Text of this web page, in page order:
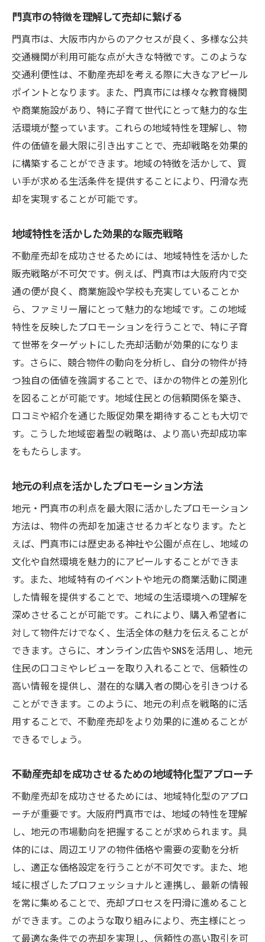
売却前に行うべき価値向上のためのリノベ
適切な価格設定で買い手を引き付ける
写真と動画を活用した効果的なマーケティ
ング
プロの視点から考える価値最大化のテクニ
ック
購入者の心理を考慮した売却戦略
プロフェッショナルが教える効果的な不動産売
却アプローチ
不動産のプロが教える売却成功の秘訣
売却プロセスをスムーズにするためのステ
効果的な交渉術で売却条件を有利にする
プロフェッショナルに相談すべきタイミン
グ
成功する売却のための地域密着型の戦略とは
地域密着型の戦略で差別化を図る
地元密着のメリットを活かした販売活動
地域住民へのアプローチで信頼を得る
地域のイベントを活用したプロモーション
地元情報を活かした買い手ターゲティング
納得の取引を実現するための実践的なヒント
買い手との信頼関係を築くためのコミュニ
ケーション法
交渉を有利に進めるための準備と心構え
契約の重要ポイントを押さえて誤解を防ぐ
トラブルを未然に防ぐためのリスク管理
購入意欲を高めるためのプレゼンテーショ
ン技術
納得の条件を引き出すための柔軟な交渉術
門真市での不動産売却を成功させるステップバ
イステップガイド
売却準備から契約までの各ステップを詳し
く解説
成
各プロセスで注意すべき重要ポイント
売却計画の立案から実行までの流れ
売却の進捗を確認するための効果的な方法
成功事例に学ぶ実践的なステップ
不動産売却で賢く進めるためのプロの視点
プロが教える賢い売却の進め方
不動産の専門家から学ぶ市場の見通し
プロフェッショナルが実践する売却テクニ
門真市の特徴を理解して売却に繋げる
門真市は、大阪市内からのアクセスが良く、多様な公共
交通機関が利用可能な点が大きな特徴です。このような
交通利便性は、不動産売却を考える際に大きなアピール
ポイントとなります。また、門真市には様々な教育機関
や商業施設があり、特に子育て世代にとって魅力的な生
活環境が整っています。これらの地域特性を理解し、物
件の価値を最大限に引き出すことで、売却戦略を効果的
に構築することができます。地域の特徴を活かして、買
い手が求める生活条件を提供することにより、円滑な売
却を実現することが可能です。
地域特性を活かした効果的な販売戦略
不動産売却を成功させるためには、地域特性を活かした
販売戦略が不可欠です。例えば、門真市は大阪府内で交
通の便が良く、商業施設や学校も充実していることか
ら、ファミリー層にとって魅力的な地域です。この地域
特性を反映したプロモーションを行うことで、特に子育
て世帯をターゲットにした売却活動が効果的になりま
す。さらに、競合物件の動向を分析し、自分の物件が持
つ独自の価値を強調することで、ほかの物件との差別化
を図ることが可能です。地域住民との信頼関係を築き、
口コミや紹介を通じた販促効果を期待することも大切で
す。こうした地域密着型の戦略は、より高い売却成功率
をもたらします。
地元の利点を活かしたプロモーション方法
地元・門真市の利点を最大限に活かしたプロモーション
方法は、物件の売却を加速させるカギとなります。たと
えば、門真市には歴史ある神社や公園が点在し、地域の
文化や自然環境を魅力的にアピールすることができま
す。また、地域特有のイベントや地元の商業活動に関連
した情報を提供することで、地域の生活環境への理解を
深めさせることが可能です。これにより、購入希望者に
対して物件だけでなく、生活全体の魅力を伝えることが
できます。さらに、オンライン広告やSNSを活用し、地元
住民の口コミやレビューを取り入れることで、信頼性の
高い情報を提供し、潜在的な購入者の関心を引きつける
ことができます。このように、地元の利点を戦略的に活
用することで、不動産売却をより効果的に進めることが
できるでしょう。
不動産売却を成功させるための地域特化型アプローチ
不動産売却を成功させるためには、地域特化型のアプロ
ーチが重要です。大阪府門真市では、地域の特性を理解
し、地元の市場動向を把握することが求められます。具
体的には、周辺エリアの物件価格や需要の変動を分析
し、適正な価格設定を行うことが不可欠です。また、地
域に根ざしたプロフェッショナルと連携し、最新の情報
を常に集めることで、売却プロセスを円滑に進めること
ができます。このような取り組みにより、売主様にとっ
て最適な条件での売却を実現し、信頼性の高い取引を可